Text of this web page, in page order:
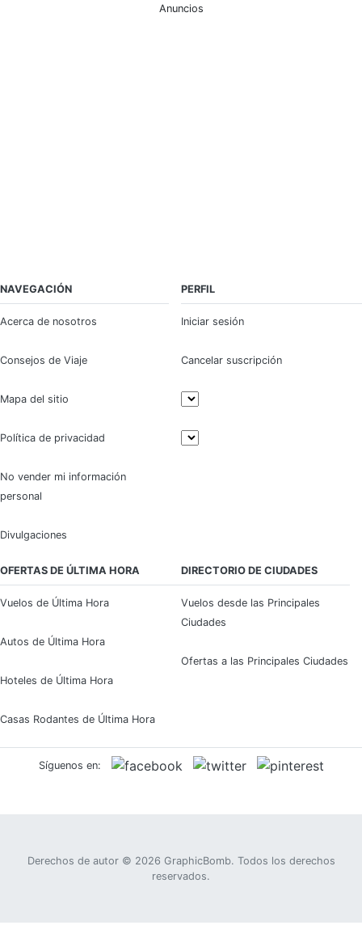
Anuncios
NAVEGACIÓN
Acerca de nosotros
Consejos de Viaje
Mapa del sitio
Política de privacidad
No vender mi información
personal
Divulgaciones
PERFIL
Iniciar sesión
Cancelar suscripción
OFERTAS DE ÚLTIMA HORA
Vuelos de Última Hora
Autos de Última Hora
Hoteles de Última Hora
Casas Rodantes de Última Hora
DIRECTORIO DE CIUDADES
Vuelos desde las Principales
Ciudades
Ofertas a las Principales Ciudades
Síguenos en:
Derechos de autor © 2026 GraphicBomb. Todos los derechos
reservados.